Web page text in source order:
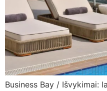
Business Bay / Išvykimai: